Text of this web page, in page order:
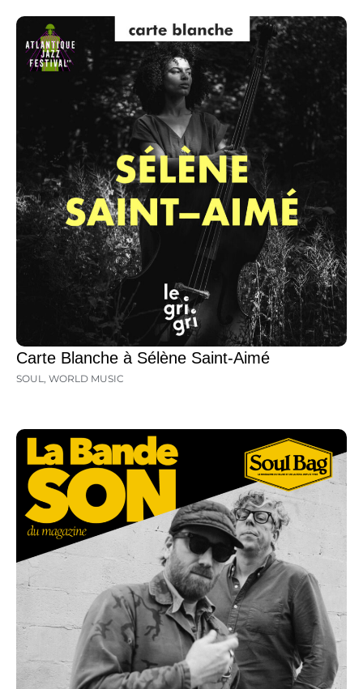
Carte Blanche à Sélène Saint-Aimé
SOUL, WORLD MUSIC